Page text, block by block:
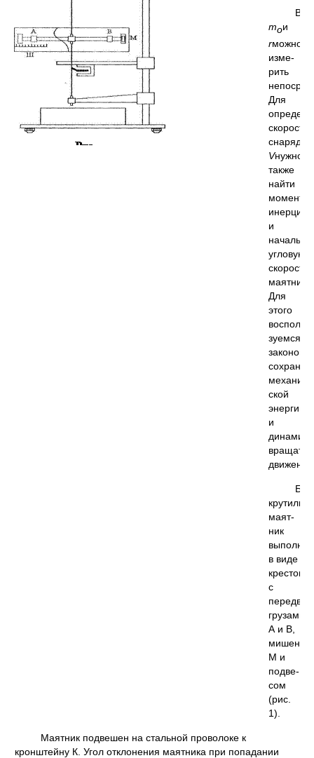
mои
rможно
изме­
рить
Для
скорости
снаряда
Vнужно
также
найти
момент
инерции
и
угловую
скорость
маятника.
Для
этого
восполь­
зуемся
законом
ской
энергии
и
динамики
маят-
ник
выполнен
в виде
с
грузами
А и В,
мишенью
М и
подве­
сом
(рис.
1).
Маятник подвешен на стальной проволоке к
кронштейну К. Угол отклонения маятника при попадании